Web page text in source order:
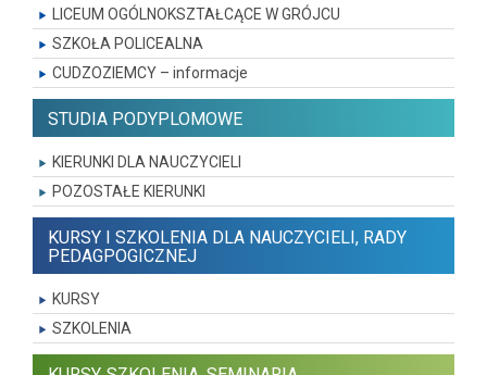
LICEUM OGÓLNOKSZTAŁCĄCE W GRÓJCU
SZKOŁA POLICEALNA
CUDZOZIEMCY – informacje
STUDIA PODYPLOMOWE
KIERUNKI DLA NAUCZYCIELI
POZOSTAŁE KIERUNKI
KURSY I SZKOLENIA DLA NAUCZYCIELI, RADY
PEDAGPOGICZNEJ
KURSY
SZKOLENIA